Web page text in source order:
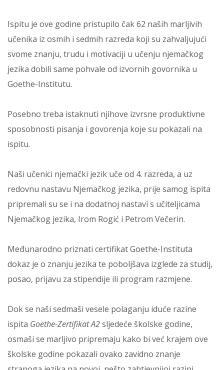
Ispitu je ove godine pristupilo čak 62 naših marljivih
učenika iz osmih i sedmih razreda koji su zahvaljujući
svome znanju, trudu i motivaciji u učenju njemačkog
jezika dobili same pohvale od izvornih govornika u
Goethe-Institutu.
Posebno treba istaknuti njihove izvrsne produktivne
sposobnosti pisanja i govorenja koje su pokazali na
ispitu.
Naši učenici njemački jezik uče od 4. razreda, a uz
redovnu nastavu Njemačkog jezika, prije samog ispita
pripremali su se i na dodatnoj nastavi s učiteljicama
Njemačkog jezika, Irom Rogić i Petrom Večerin.
Međunarodno priznati certifikat Goethe-Instituta
dokaz je o znanju jezika te poboljšava izglede za studij,
posao, prijavu za stipendije ili program razmjene.
Dok se naši sedmaši vesele polaganju iduće razine
ispita Goethe-Zertifikat A2sljedeće školske godine,
osmaši se marljivo pripremaju kako bi već krajem ove
školske godine pokazali ovako zavidno znanje